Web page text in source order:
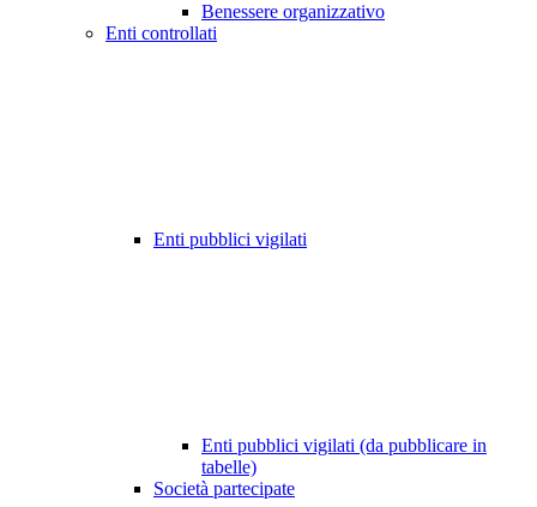
Benessere organizzativo
Enti controllati
Enti pubblici vigilati
Enti pubblici vigilati (da pubblicare in
tabelle)
Società partecipate